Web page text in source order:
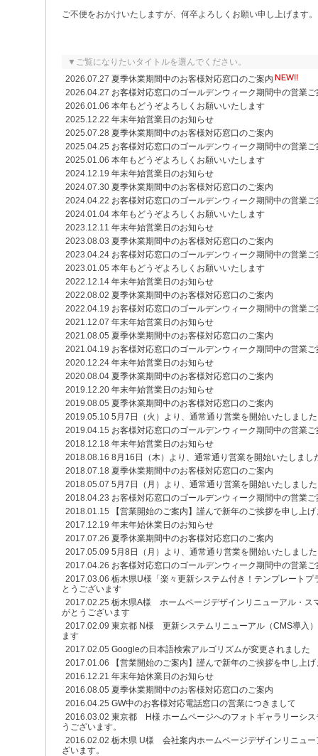
ご不便をおかけいたしますが、何卒よろしくお願い申し上げます。
▼ご覧になりたいタイトルを選んでください。
2026.07.27 夏季休業期間中のお客様対応窓口のご案内
2026.04.27 お客様対応窓口のゴールデンウィーク期間中の営業ご
2026.01.06 本年もどうぞよろしくお願いいたします
2025.12.22 年末年始営業日のお知らせ
2025.07.28 夏季休業期間中のお客様対応窓口のご案内
2025.04.25 お客様対応窓口のゴールデンウィーク期間中の営業ご
2025.01.06 本年もどうぞよろしくお願いいたします
2024.12.19 年末年始営業日のお知らせ
2024.07.30 夏季休業期間中のお客様対応窓口のご案内
2024.04.22 お客様対応窓口のゴールデンウィーク期間中の営業ご
2024.01.04 本年もどうぞよろしくお願いいたします
2023.12.11 年末年始営業日のお知らせ
2023.08.03 夏季休業期間中のお客様対応窓口のご案内
2023.04.24 お客様対応窓口のゴールデンウィーク期間中の営業ご
2023.01.05 本年もどうぞよろしくお願いいたします
2022.12.14 年末年始営業日のお知らせ
2022.08.02 夏季休業期間中のお客様対応窓口のご案内
2022.04.19 お客様対応窓口のゴールデンウィーク期間中の営業ご
2021.12.07 年末年始営業日のお知らせ
2021.08.05 夏季休業期間中のお客様対応窓口のご案内
2021.04.19 お客様対応窓口のゴールデンウィーク期間中の営業ご
2020.12.24 年末年始営業日のお知らせ
2020.08.04 夏季休業期間中のお客様対応窓口のご案内
2019.12.20 年末年始営業日のお知らせ
2019.08.05 夏季休業期間中のお客様対応窓口のご案内
2019.05.10 5月7日（火）より、通常通り営業を開始いたしまし
2019.04.15 お客様対応窓口のゴールデンウィーク期間中の営業ご
2018.12.18 年末年始営業日のお知らせ
2018.08.16 8月16日（木）より、通常通り営業を開始いたしまし
2018.07.18 夏季休業期間中のお客様対応窓口のご案内
2018.05.07 5月7日（月）より、通常通り営業を開始いたしまし
2018.04.23 お客様対応窓口のゴールデンウィーク期間中の営業ご
2018.01.15
【営業開始のご案内】謹んで新年のご挨拶を申し上
2017.12.19 年末年始休業日のお知らせ
2017.07.26 夏季休業期間中のお客様対応窓口のご案内
2017.05.09 5月8日（月）より、通常通り営業を開始いたしまし
2017.04.26 お客様対応窓口のゴールデンウィーク期間中の営業ご
2017.03.06 栃木県U様「楽々更新システム付き！テンプレートプ
とうございます
2017.02.25 栃木県A様 ホームページデザインリニューアル・ス
がとうございます
2017.02.09 東京都 N様 更新システムリニューアル（CMS導入
ます
2017.02.05 Googleの日本語検索アルゴリズムが変更されました
2017.01.06
【営業開始のご案内】謹んで新年のご挨拶を申し上
2016.12.21 年末年始休業日のお知らせ
2016.08.05 夏季休業期間中のお客様対応窓口のご案内
2016.04.25 GW中のお客様対応電話窓口の営業につきまして
2016.03.02 東京都 H様 ホームページへのフォトギャラリーシス
うございます。
2016.02.02 栃木県 U様 会社案内ホームページデザインリニュー
ざいます。